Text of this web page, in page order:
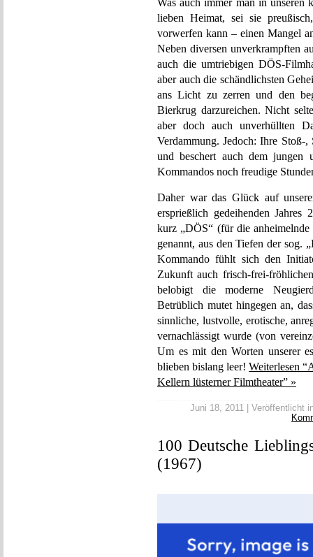
Was auch immer man in unseren
lieben Heimat, sei sie
vorwerfen kann – einen Mangel
Neben diversen unverkrampften
auch die umtriebigen DÖS-
aber auch die schändlichsten
ans Licht zu zerren und den
Bierkrug darzureichen. Nicht
aber doch auch unverhüllten
Verdammung. Jedoch: Ihre Stoß-
und beschert auch dem jungen
Kommandos noch freudige
Daher war das Glück auf
ersprießlich gedeihenden Jahres
kurz „DÖS“ (für die
genannt, aus den Tiefen der sog.
Kommando fühlt sich den
Zukunft auch frisch-frei-
belobigt die moderne
Betrüblich mutet hingegen an,
sinnliche, lustvolle, erotische,
vernachlässigt wurde (von
Um es mit den Worten unserer
blieben bislang leer!Weiterlesen
Kellern lüsterner Filmtheater” »
Juni 18, 2011 | Veröffentlicht
100 Deutsche
(1967)